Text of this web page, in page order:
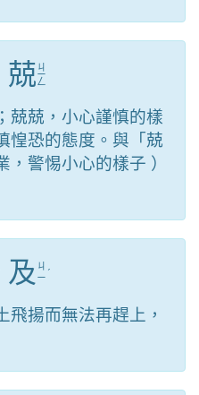
兢 ㄐ
ㄧ
ㄥ
兢兢，小心謹慎的樣
惶恐的態度。與「兢
警惕小心的樣子 ）
及 ㄐ
ㄧ ˊ
飛揚而無法再趕上，